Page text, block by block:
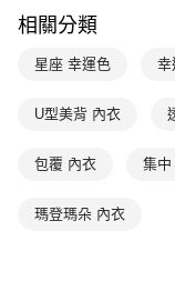
１．透過由恩沛科技股
權轉讓予恩沛科技股份
https://aftee.tw/terms/
任。
時審查核予不同之上限
每筆NT$90，滿
付款後7-11取貨
每筆NT$90，滿
離島宅配
相關分類
星座 幸運色 幸
U型美背 內衣
包覆 內衣 集中
瑪登瑪朵 內衣